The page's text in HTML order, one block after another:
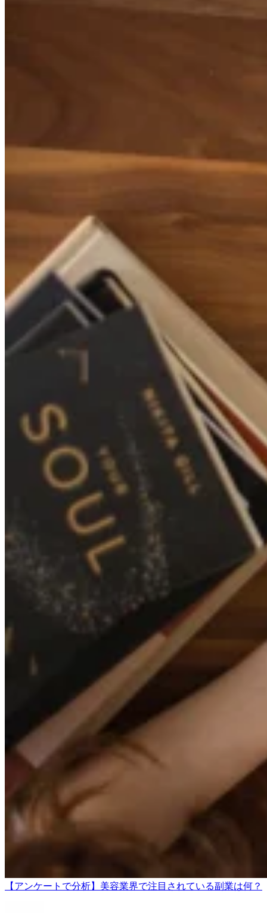
【アンケートで分析】美容業界で注目されている副業は何？